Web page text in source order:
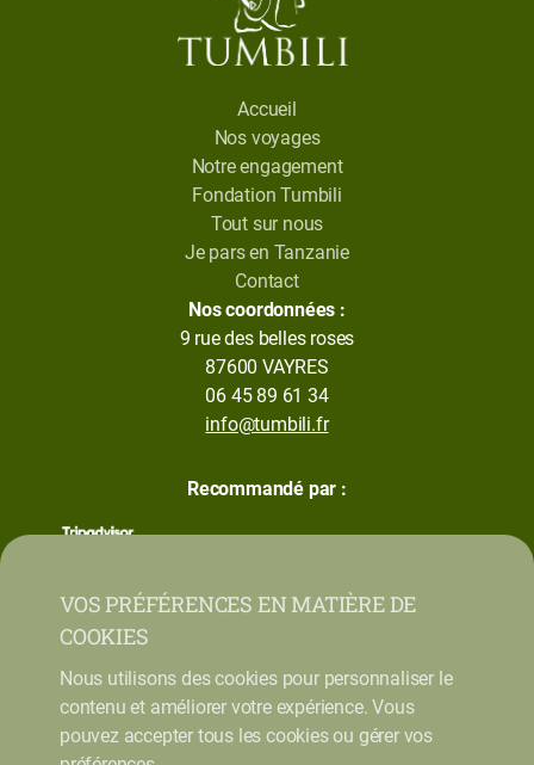
Accueil
Nos voyages
Notre engagement
Fondation Tumbili
Tout sur nous
Je pars en Tanzanie
Contact
Recommandé par :
Nos coordonnées :
9 rue des belles roses
87600 VAYRES
06 45 89 61 34
info@tumbili.fr
VOS PRÉFÉRENCES EN MATIÈRE DE
COOKIES
Nous utilisons des cookies pour personnaliser le
contenu et améliorer votre expérience. Vous
pouvez accepter tous les cookies ou gérer vos